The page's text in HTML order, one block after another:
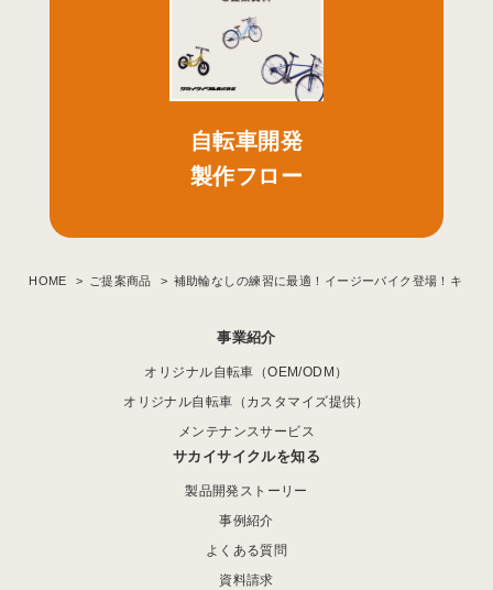
自転車開発
製作フロー
HOME ご提案商品 補助輪なしの練習に最適！イージーバイク登場！キッ
事業紹介
オリジナル自転車（OEM/ODM）
オリジナル自転車（カスタマイズ提供）
メンテナンスサービス
サカイサイクルを知る
製品開発ストーリー
事例紹介
よくある質問
資料請求